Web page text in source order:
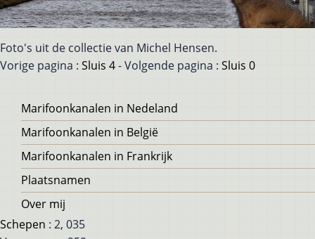
Foto's uit de collectie van Michel Hensen.
Vorige pagina : Sluis 4- Volgende pagina : Sluis 0
Voet
Marifoonkanalen in Nedeland
Marifoonkanalen in België
Marifoonkanalen in Frankrijk
Plaatsnamen
Over mij
Schepen : 2, 035